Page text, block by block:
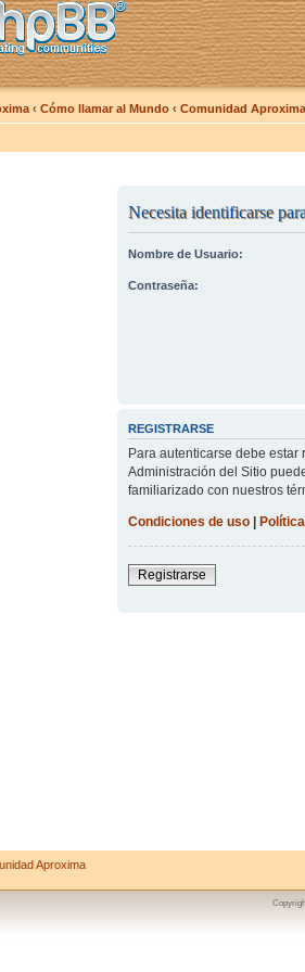
‹ Cómo llamar al Mundo ‹ Comunidad Aproxima
Necesita identificarse
Nombre de Usuario:
Contraseña:
REGISTRARSE
Para autenticarse debe
Administración del Sitio
familiarizado con nuestros
Condiciones de uso|
Registrarse
Aproxima